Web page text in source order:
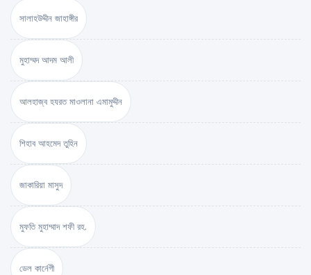
সালাহউদ্দীন জাহাঙ্গীর
মুহাম্মদ আদম আলী
আলহাজ্ব হযরত মাওলানা এমামুদ্দীন
শিহাব আহমেদ তুহিন
জাকারিয়া মাসুদ
মুফতি মুহাম্মাদ শফী রহ.
ডেল কার্নেগী